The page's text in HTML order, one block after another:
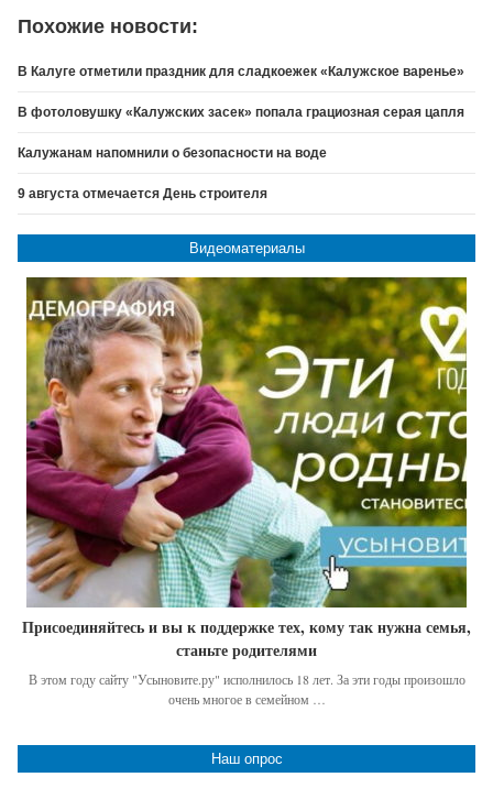
Похожие новости:
В Калуге отметили праздник для сладкоежек «Калужское варенье»
В фотоловушку «Калужских засек» попала грациозная серая цапля
Калужанам напомнили о безопасности на воде
9 августа отмечается День строителя
Видеоматериалы
Присоединяйтесь и вы к поддержке тех, кому так нужна семья,
станьте родителями
В этом году сайту "Усыновите.ру" исполнилось 18 лет. За эти годы произошло
очень многое в семейном …
Наш опрос